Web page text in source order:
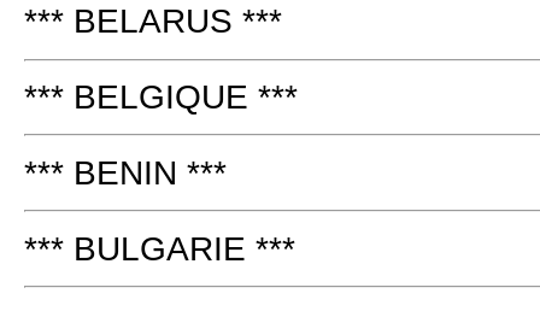
*** BELARUS ***
*** BELGIQUE ***
*** BENIN ***
*** BULGARIE ***